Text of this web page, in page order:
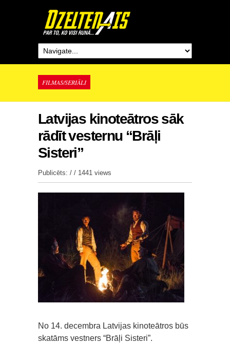
FILMAS/SERIĀLI
Latvijas kinoteātros sāk
rādīt vesternu “Brāļi
Sisteri”
Publicēts: / / 1441 views
No 14. decembra Latvijas kinoteātros būs
skatāms vestners “Brāļi Sisteri”.